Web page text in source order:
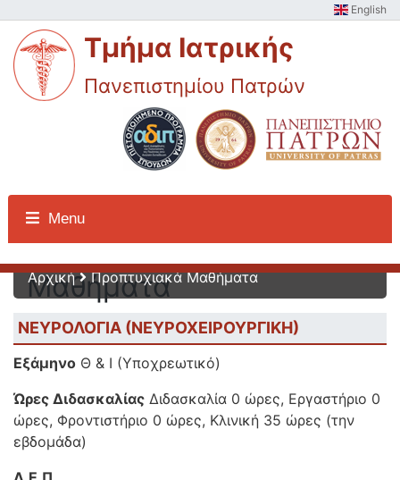
English
Τμήμα Ιατρικής
Πανεπιστημίου Πατρών
Menu
Προπτυχιακά
Μαθήματα
Αρχική Προπτυχιακά Μαθήματα
ΝΕΥΡΟΛΟΓΙΑ (ΝΕΥΡΟΧΕΙΡΟΥΡΓΙΚΗ)
Εξάμηνο Θ & Ι (Υποχρεωτικό)
Ώρες Διδασκαλίας Διδασκαλία 0 ώρες, Εργαστήριο 0
ώρες, Φροντιστήριο 0 ώρες, Κλινική 35 ώρες (την
εβδομάδα)